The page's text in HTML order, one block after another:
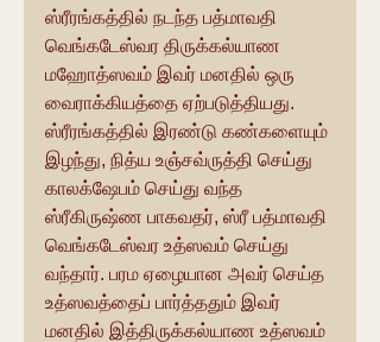
ஸ்ரீரங்கத்தில் நடந்த பத்மாவதி
வெங்கடேஸ்வர திருக்கல்யாண
மஹோத்ஸவம் இவர் மனதில் ஒரு
வைராக்கியத்தை ஏற்படுத்தியது.
ஸ்ரீரங்கத்தில் இரண்டு கண்களையும்
இழந்து, நித்ய உஞ்சவ்ருத்தி செய்து
காலக்ஷேபம் செய்து வந்த
ஸ்ரீகிருஷ்ண பாகவதர், ஸ்ரீ பத்மாவதி
வெங்கடேஸ்வர உத்ஸவம் செய்து
வந்தார். பரம ஏழையான அவர் செய்த
உத்ஸவத்தைப் பார்த்ததும் இவர்
மனதில் இத்திருக்கல்யாண உத்ஸவம்